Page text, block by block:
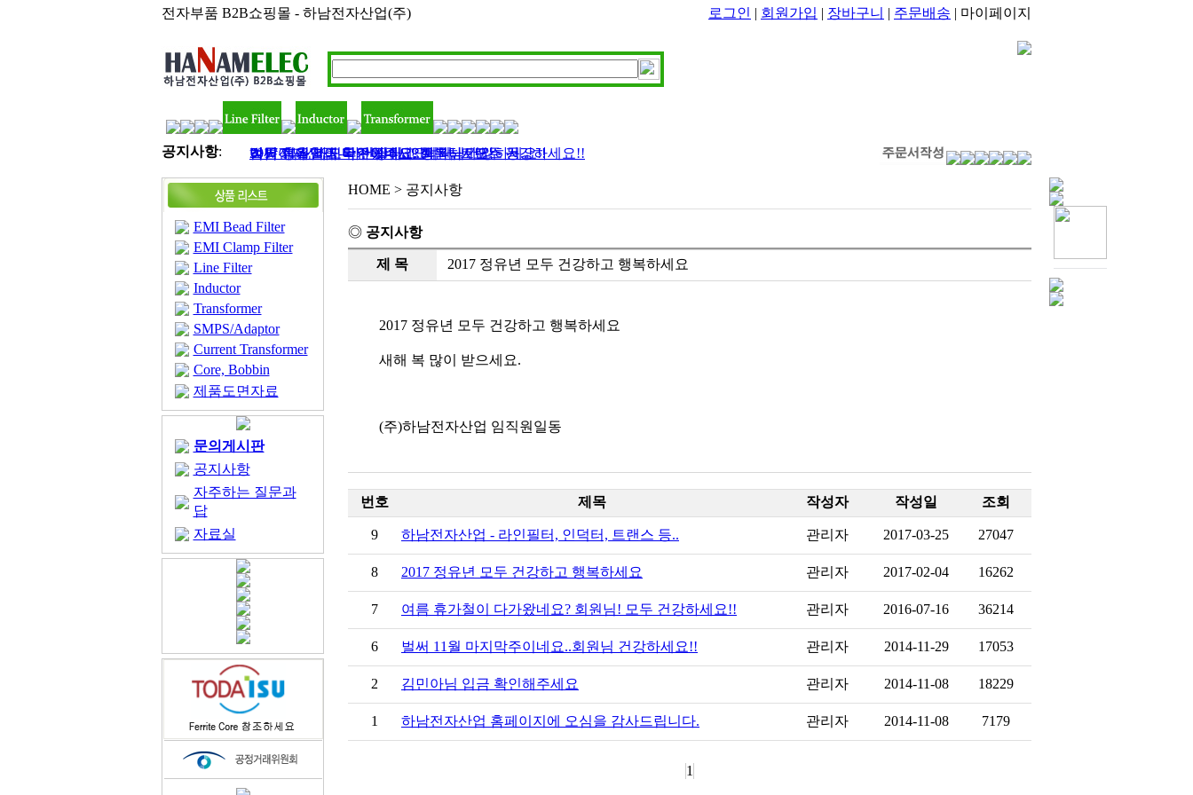
전자부품 B2B쇼핑몰 - 하남전자산업(주) 로그인 | 회원가입 | 장바구니 | 주문배송 | 마이페이지
공지사항: 하남전자산업 - 라인필터, 인덕터, 트랜스 등..
2017 정유년 모두 건강하고 행복하세요
여름 휴가철이 다가왔네요? 회원님! 모두 건강하세요!!
벌써 11월 마지막주이네요..회원님 건강하세요!!
김민아님 입금 확인해주세요
EMI Bead Filter
EMI Clamp Filter
Line Filter
Inductor
Transformer
SMPS/Adaptor
Current Transformer
Core, Bobbin
제품도면자료
문의게시판
공지사항
자주하는 질문과
답
자료실
HOME > 공지사항
◎ 공지사항
제 목 2017 정유년 모두 건강하고 행복하세요
2017 정유년 모두 건강하고 행복하세요
새해 복 많이 받으세요.
(주)하남전자산업 임직원일동
번호 제목 작성자 작성일 조회
9 하남전자산업 - 라인필터, 인덕터, 트랜스 등.. 관리자 2017-03-25 27047
8 2017 정유년 모두 건강하고 행복하세요 관리자 2017-02-04 16262
7 여름 휴가철이 다가왔네요? 회원님! 모두 건강하세요!! 관리자 2016-07-16 36214
6 벌써 11월 마지막주이네요..회원님 건강하세요!! 관리자 2014-11-29 17053
2 김민아님 입금 확인해주세요 관리자 2014-11-08 18229
1 하남전자산업 홈페이지에 오심을 감사드립니다. 관리자 2014-11-08 7179
1